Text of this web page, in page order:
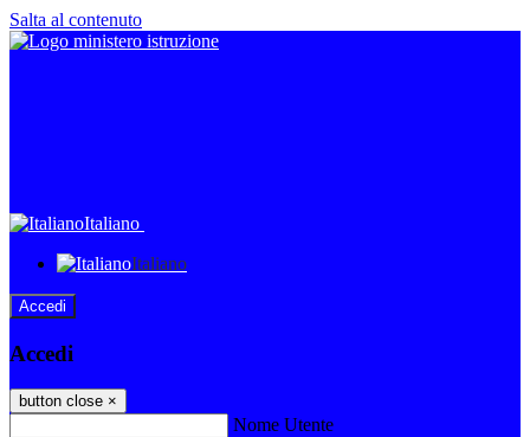
Salta al contenuto
Italiano
Italiano
Accedi
Accedi
button close ×
Nome Utente